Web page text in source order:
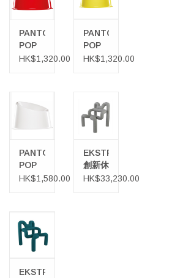
PANTO
POP
紅色椅
HK$1,320.00
PANTO
POP
黃色椅
HK$1,320.00
PANTO
POP
白色椅
HK$1,580.00
EKSTREM
創新休
閒椅
HK$33,230.00
EKSTREM